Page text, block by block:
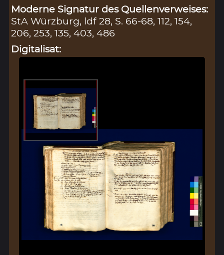
Moderne Signatur des Quellenverweises:
StA Würzburg, ldf 28, S. 66-68, 112, 154,
206, 253, 135, 403, 486
Digitalisat: